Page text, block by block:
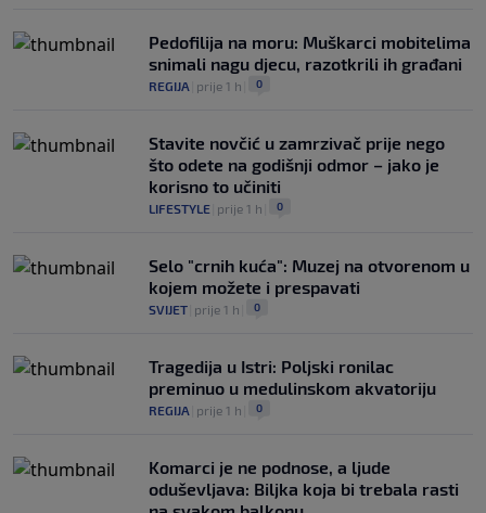
Pedofilija na moru: Muškarci mobitelima
snimali nagu djecu, razotkrili ih građani
REGIJA prije 1 h 0
Stavite novčić u zamrzivač prije nego
što odete na godišnji odmor – jako je
korisno to učiniti
LIFESTYLE prije 1 h 0
Selo "crnih kuća": Muzej na otvorenom u
kojem možete i prespavati
SVIJET prije 1 h 0
Tragedija u Istri: Poljski ronilac
preminuo u medulinskom akvatoriju
REGIJA prije 1 h 0
Komarci je ne podnose, a ljude
oduševljava: Biljka koja bi trebala rasti